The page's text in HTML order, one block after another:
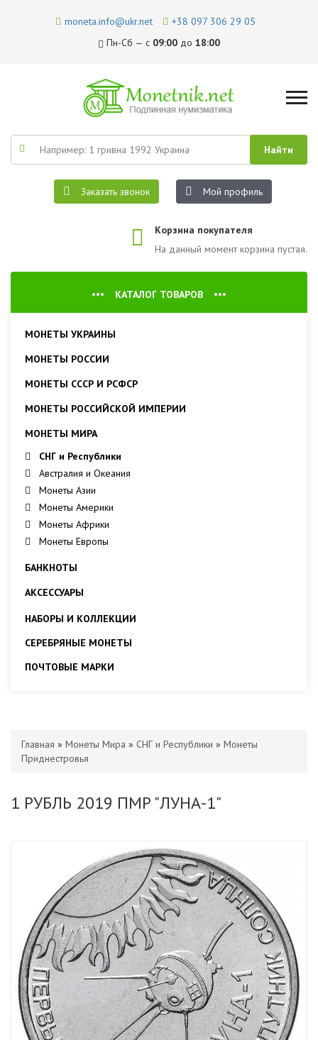
moneta.info@ukr.net
+38 097 306 29 05
Пн-Сб — с 09:00 до 18:00
Заказать звонок Мой профиль
Корзина покупателя
На данный момент корзина пустая.
КАТАЛОГ ТОВАРОВ
МОНЕТЫ УКРАИНЫ
МОНЕТЫ РОССИИ
МОНЕТЫ СССР И РСФСР
МОНЕТЫ РОССИЙСКОЙ ИМПЕРИИ
МОНЕТЫ МИРА
СНГ и Республики
Австралия и Океания
Монеты Азии
Монеты Америки
Монеты Африки
Монеты Европы
БАНКНОТЫ
АКСЕССУАРЫ
НАБОРЫ И КОЛЛЕКЦИИ
СЕРЕБРЯНЫЕ МОНЕТЫ
ПОЧТОВЫЕ МАРКИ
Главная » Монеты Мира » СНГ и Республики » Монеты
Приднестровья
1 РУБЛЬ 2019 ПМР "ЛУНА-1"